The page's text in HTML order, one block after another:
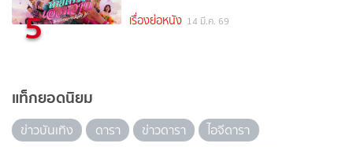
5 เรื่องย่อหนัง 14 มี.ค. 69
แท็กยอดนิยม
ข่าวบันเทิง ดารา ข่าวดารา
ไอจีดารา